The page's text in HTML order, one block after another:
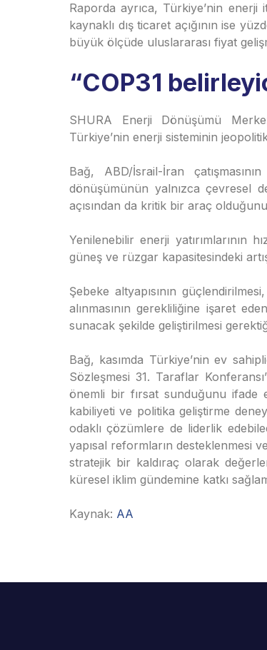
Raporda ayrıca, Türkiye’nin
kaynaklı dış ticaret açığının ise
büyük ölçüde uluslararası fiyat
“COP31
SHURA Enerji Dönüşümü
Türkiye’nin enerji sisteminin
Bağ, ABD/İsrail-İran
dönüşümünün yalnızca çevresel
açısından da kritik bir araç
Yenilenebilir enerji yatırımlarının
güneş ve rüzgar kapasitesindeki
Şebeke altyapısının
alınmasının gerekliliğine işaret
sunacak şekilde geliştirilmesi
Bağ, kasımda Türkiye’nin ev
Sözleşmesi 31. Taraflar
önemli bir fırsat sunduğunu ifade
kabiliyeti ve politika geliştirme
odaklı çözümlere de liderlik
yapısal reformların desteklenmesi
stratejik bir kaldıraç olarak
küresel iklim gündemine katkı
Kaynak: AA